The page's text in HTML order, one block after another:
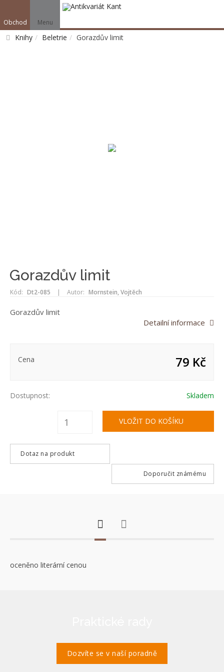
Obchod Menu
Knihy Beletrie Gorazdův limit
Gorazdův limit
Kód: Dt2-085 | Autor: Mornstein, Vojtěch
Gorazdův limit
Detailní informace
Cena 79 Kč
Dostupnost: Skladem
Dotaz na produkt
Doporučit známému
oceněno literární cenou
Dozvíte se v naší poradně